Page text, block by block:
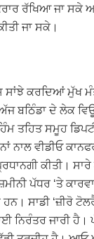
ਰੱਖਿਆ ਜਾ ਸਕੇ
ਜਾ ਸਕੇ।
ਕਰਦਿਆਂ ਮੁੱਖ
ਬਠਿੰਡਾ ਦੇ ਲੇਕ
ਤਹਿਤ ਸਮੂਹ
ਨਾਲ ਵੀਡੀਓ
ਕੀਤੀ।
ਪੱਧਰ ‘ਤੇ
ਸਾਡੀ ‘ਜ਼ੀਰੋ
ਨਿਰੰਤਰ ਜਾਰੀ ਹੈ।